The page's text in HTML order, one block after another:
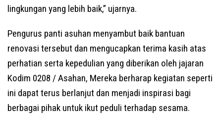
lingkungan yang lebih baik,” ujarnya.
Pengurus panti asuhan menyambut baik bantuan
renovasi tersebut dan mengucapkan terima kasih atas
perhatian serta kepedulian yang diberikan oleh jajaran
Kodim 0208 / Asahan, Mereka berharap kegiatan seperti
ini dapat terus berlanjut dan menjadi inspirasi bagi
berbagai pihak untuk ikut peduli terhadap sesama.